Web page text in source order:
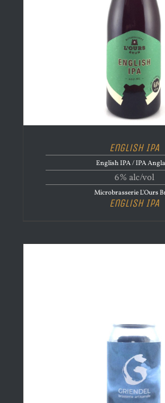
English IPA
English IPA / IPA
6% alc/vol
Microbrasserie L'Ours
English IPA